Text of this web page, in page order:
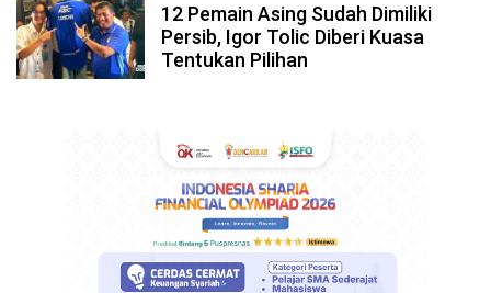
12 Pemain Asing Sudah Dimiliki
Persib, Igor Tolic Diberi Kuasa
Tentukan Pilihan